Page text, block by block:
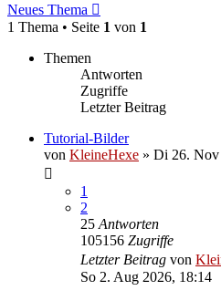
Neues Thema
1 Thema • Seite 1 von 1
Themen
Antworten
Zugriffe
Letzter Beitrag
Tutorial-Bilder
von KleineHexe » Di 26. Nov
1
2
25 Antworten
105156 Zugriffe
Letzter Beitrag von
So 2. Aug 2026, 18:14